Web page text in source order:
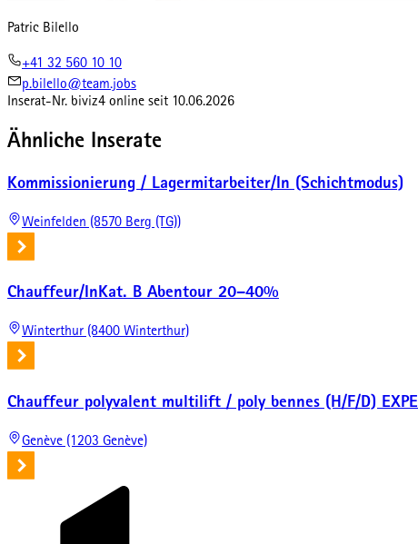
Patric Bilello
+41 32 560 10 10
p.bilello@team.jobs
Inserat-Nr. biviz4 online seit 10.06.2026
Ähnliche Inserate
Kommissionierung / Lagermitarbeiter/In (Schichtmodus)
Weinfelden (8570 Berg (TG))
Chauffeur/InKat. B Abentour 20–40%
Winterthur (8400 Winterthur)
Chauffeur polyvalent multilift / poly bennes (H/F/D)
Genève (1203 Genève)